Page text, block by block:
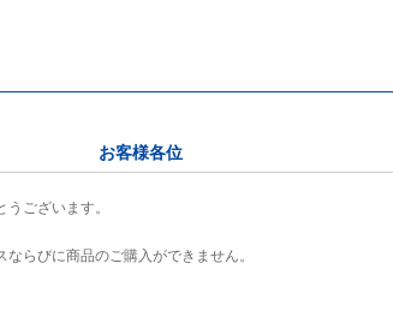
お客様各位
ございます。
らびに商品のご購入ができません。